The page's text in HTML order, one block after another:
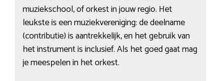
muziekschool, of orkest in jouw regio. Het
leukste is een muziekvereniging: de deelname
(contributie) is aantrekkelijk, en het gebruik van
het instrument is inclusief. Als het goed gaat mag
je meespelen in het orkest.